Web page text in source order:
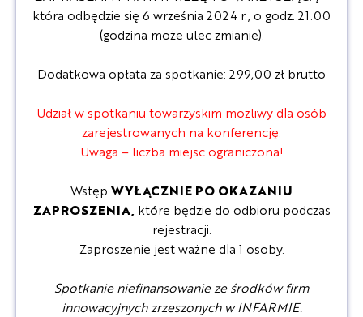
która odbędzie się 6 września 2024 r., o godz. 21.00
(godzina może ulec zmianie).
Dodatkowa opłata za spotkanie: 299,00 zł brutto
Udział w spotkaniu towarzyskim możliwy dla osób
zarejestrowanych na konferencję.
Uwaga – liczba miejsc ograniczona!
Wstęp WYŁĄCZNIE PO OKAZANIU
ZAPROSZENIA, które będzie do odbioru podczas
rejestracji.
Zaproszenie jest ważne dla 1 osoby.
Spotkanie niefinansowanie ze środków firm
innowacyjnych zrzeszonych w INFARMIE.